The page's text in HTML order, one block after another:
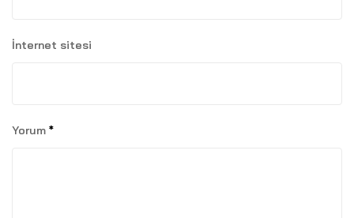
Yorum *
İnternet sitesi